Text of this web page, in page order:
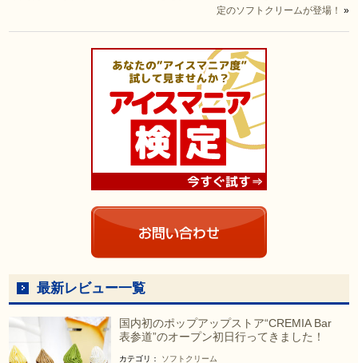
定のソフトクリームが登場！
»
最新レビュー一覧
国内初のポップアップストア“CREMIA Bar
表参道”のオープン初日行ってきました！
カテゴリ：
ソフトクリーム